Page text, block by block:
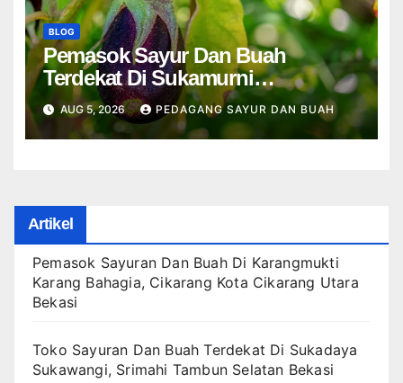
BLOG
Pemasok Sayur Dan Buah
Terdekat Di Sukamurni
Sukakarya, Telajung Cikarang
Barat Bekasi
AUG 5, 2026 PEDAGANG SAYUR DAN BUAH
Artikel
Pemasok Sayuran Dan Buah Di Karangmukti
Karang Bahagia, Cikarang Kota Cikarang Utara
Bekasi
Toko Sayuran Dan Buah Terdekat Di Sukadaya
Sukawangi, Srimahi Tambun Selatan Bekasi